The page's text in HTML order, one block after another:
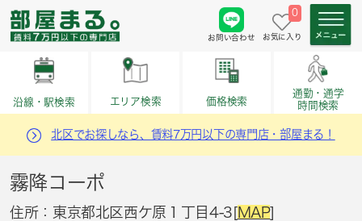
お問い合わせ
0
お気に入り
沿線・駅検索 エリア検索 価格検索
通勤・通学
時間検索
北区でお探しなら、賃料7万円以下の専門店・部屋まる！
霧降コーポ
住所：東京都北区西ケ原１丁目4-3[MAP]